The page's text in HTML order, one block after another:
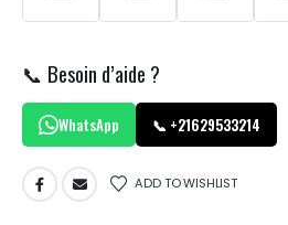
📞 Besoin d’aide ?
WhatsApp 📞 +21629533214
ADD TO WISHLIST